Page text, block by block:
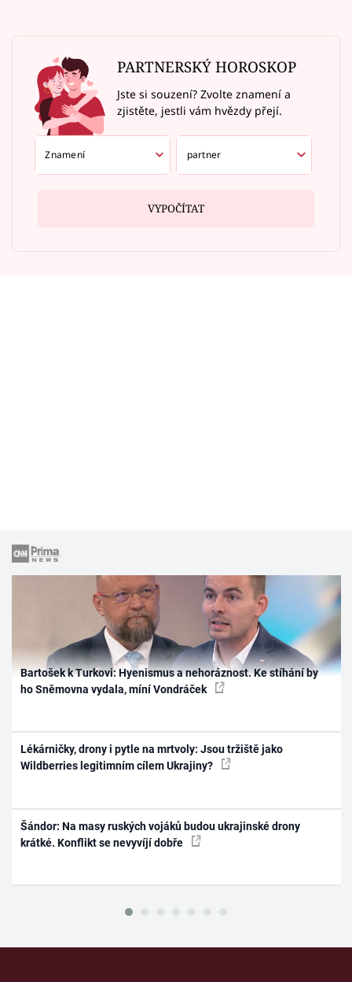
PARTNERSKÝ HOROSKOP
Jste si souzení? Zvolte znamení a
zjistěte, jestli vám hvězdy přejí.
VYPOČÍTAT
Bartošek k Turkovi: Hyenismus a nehoráznost. Ke stíhání by
ho Sněmovna vydala, míní Vondráček
Lékárničky, drony i pytle na mrtvoly: Jsou tržiště jako
Wildberries legitimním cílem Ukrajiny?
Šándor: Na masy ruských vojáků budou ukrajinské drony
krátké. Konflikt se nevyvíjí dobře